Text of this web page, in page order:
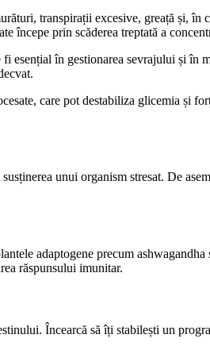
transpirații excesive, greață și,
începe prin scăderea treptată a
esențial în gestionarea sevrajului și în
care pot destabiliza glicemia și
unui organism stresat. De
adaptogene precum
răspunsului imunitar.
Încearcă să îți stabilești un